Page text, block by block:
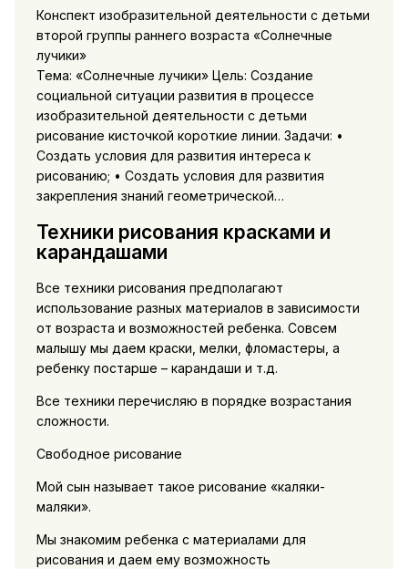
Конспект изобразительной деятельности с детьми
второй группы раннего возраста «Солнечные
лучики»
Тема: «Солнечные лучики» Цель: Создание
социальной ситуации развития в процессе
изобразительной деятельности с детьми
рисование кисточкой короткие линии. Задачи: •
Создать условия для развития интереса к
рисованию; • Создать условия для развития
закрепления знаний геометрической…
Техники рисования красками и
карандашами
Все техники рисования предполагают
использование разных материалов в зависимости
от возраста и возможностей ребенка. Совсем
малышу мы даем краски, мелки, фломастеры, а
ребенку постарше – карандаши и т.д.
Все техники перечисляю в порядке возрастания
сложности.
Свободное рисование
Мой сын называет такое рисование «каляки-
маляки».
Мы знакомим ребенка с материалами для
рисования и даем ему возможность